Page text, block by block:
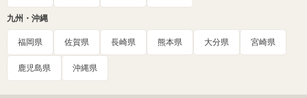
九州・沖縄
福岡県 佐賀県 長崎県 熊本県 大分県 宮崎県
鹿児島県 沖縄県